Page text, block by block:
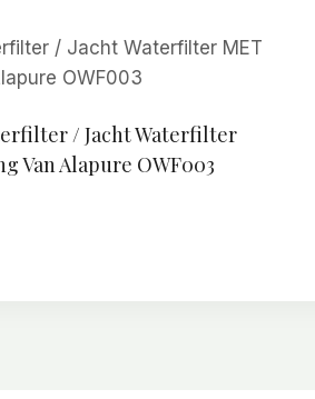
/ Jacht Waterfilter
Van Alapure OWF003